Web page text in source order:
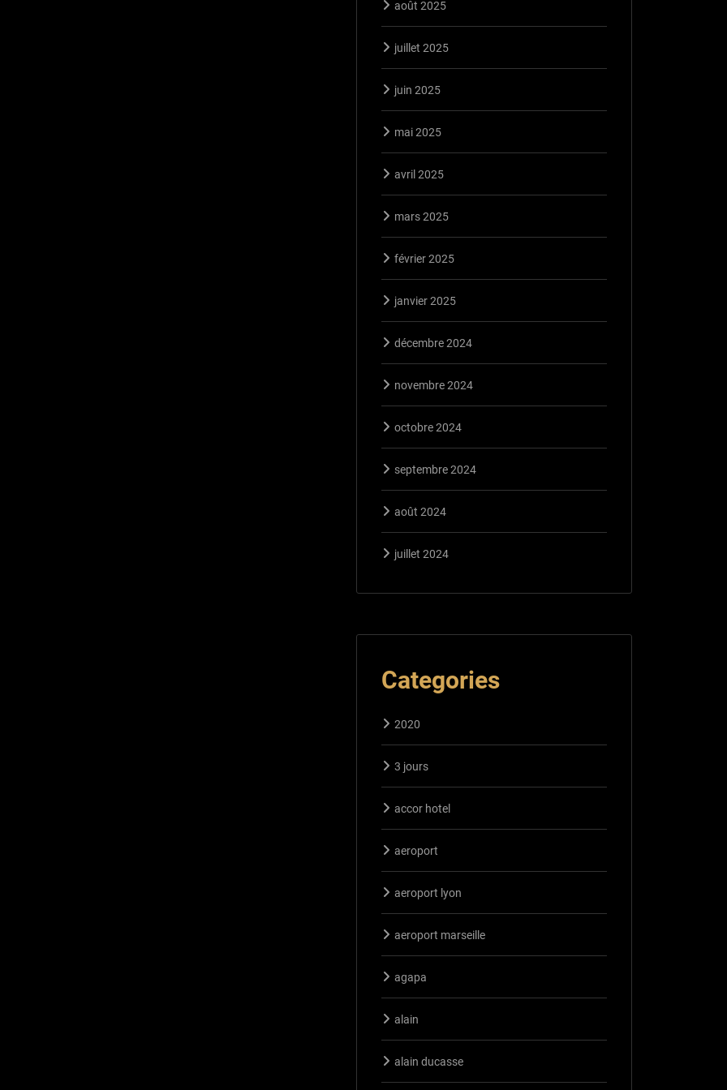
août 2025
juillet 2025
juin 2025
mai 2025
avril 2025
mars 2025
février 2025
janvier 2025
décembre 2024
novembre 2024
octobre 2024
septembre 2024
août 2024
juillet 2024
Categories
2020
3 jours
accor hotel
aeroport
aeroport lyon
aeroport marseille
agapa
alain
alain ducasse